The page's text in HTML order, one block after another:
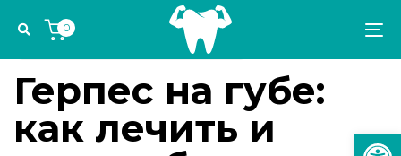
links
navigation
content
0
IN:
ПРОФИЛАКТИКА И ДИАГНОСТИКА
Герпес на губе:
как лечить и
on: